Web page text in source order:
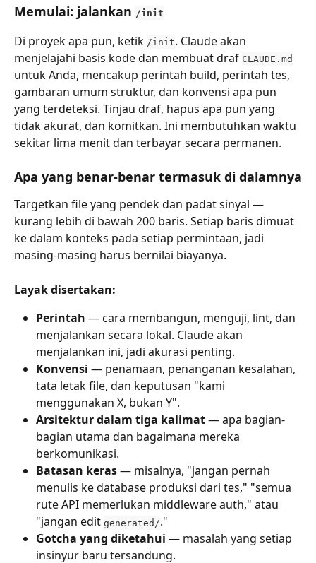
Memulai: jalankan /init
Di proyek apa pun, ketik /init. Claude akan
menjelajahi basis kode dan membuat draf CLAUDE.md
untuk Anda, mencakup perintah build, perintah tes,
gambaran umum struktur, dan konvensi apa pun
yang terdeteksi. Tinjau draf, hapus apa pun yang
tidak akurat, dan komitkan. Ini membutuhkan waktu
sekitar lima menit dan terbayar secara permanen.
Apa yang benar-benar termasuk di dalamnya
Targetkan file yang pendek dan padat sinyal —
kurang lebih di bawah 200 baris. Setiap baris dimuat
ke dalam konteks pada setiap permintaan, jadi
masing-masing harus bernilai biayanya.
Layak disertakan:
Perintah — cara membangun, menguji, lint, dan
menjalankan secara lokal. Claude akan
menjalankan ini, jadi akurasi penting.
Konvensi — penamaan, penanganan kesalahan,
tata letak file, dan keputusan "kami
menggunakan X, bukan Y".
Arsitektur dalam tiga kalimat — apa bagian-
bagian utama dan bagaimana mereka
berkomunikasi.
Batasan keras — misalnya, "jangan pernah
menulis ke database produksi dari tes," "semua
rute API memerlukan middleware auth," atau
"jangan edit generated/."
Gotcha yang diketahui — masalah yang setiap
insinyur baru tersandung.